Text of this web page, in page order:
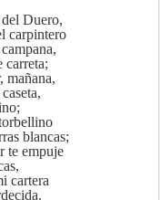
Duero,
carpintero
carreta;
mañana,
blancas;
te empuje
cartera